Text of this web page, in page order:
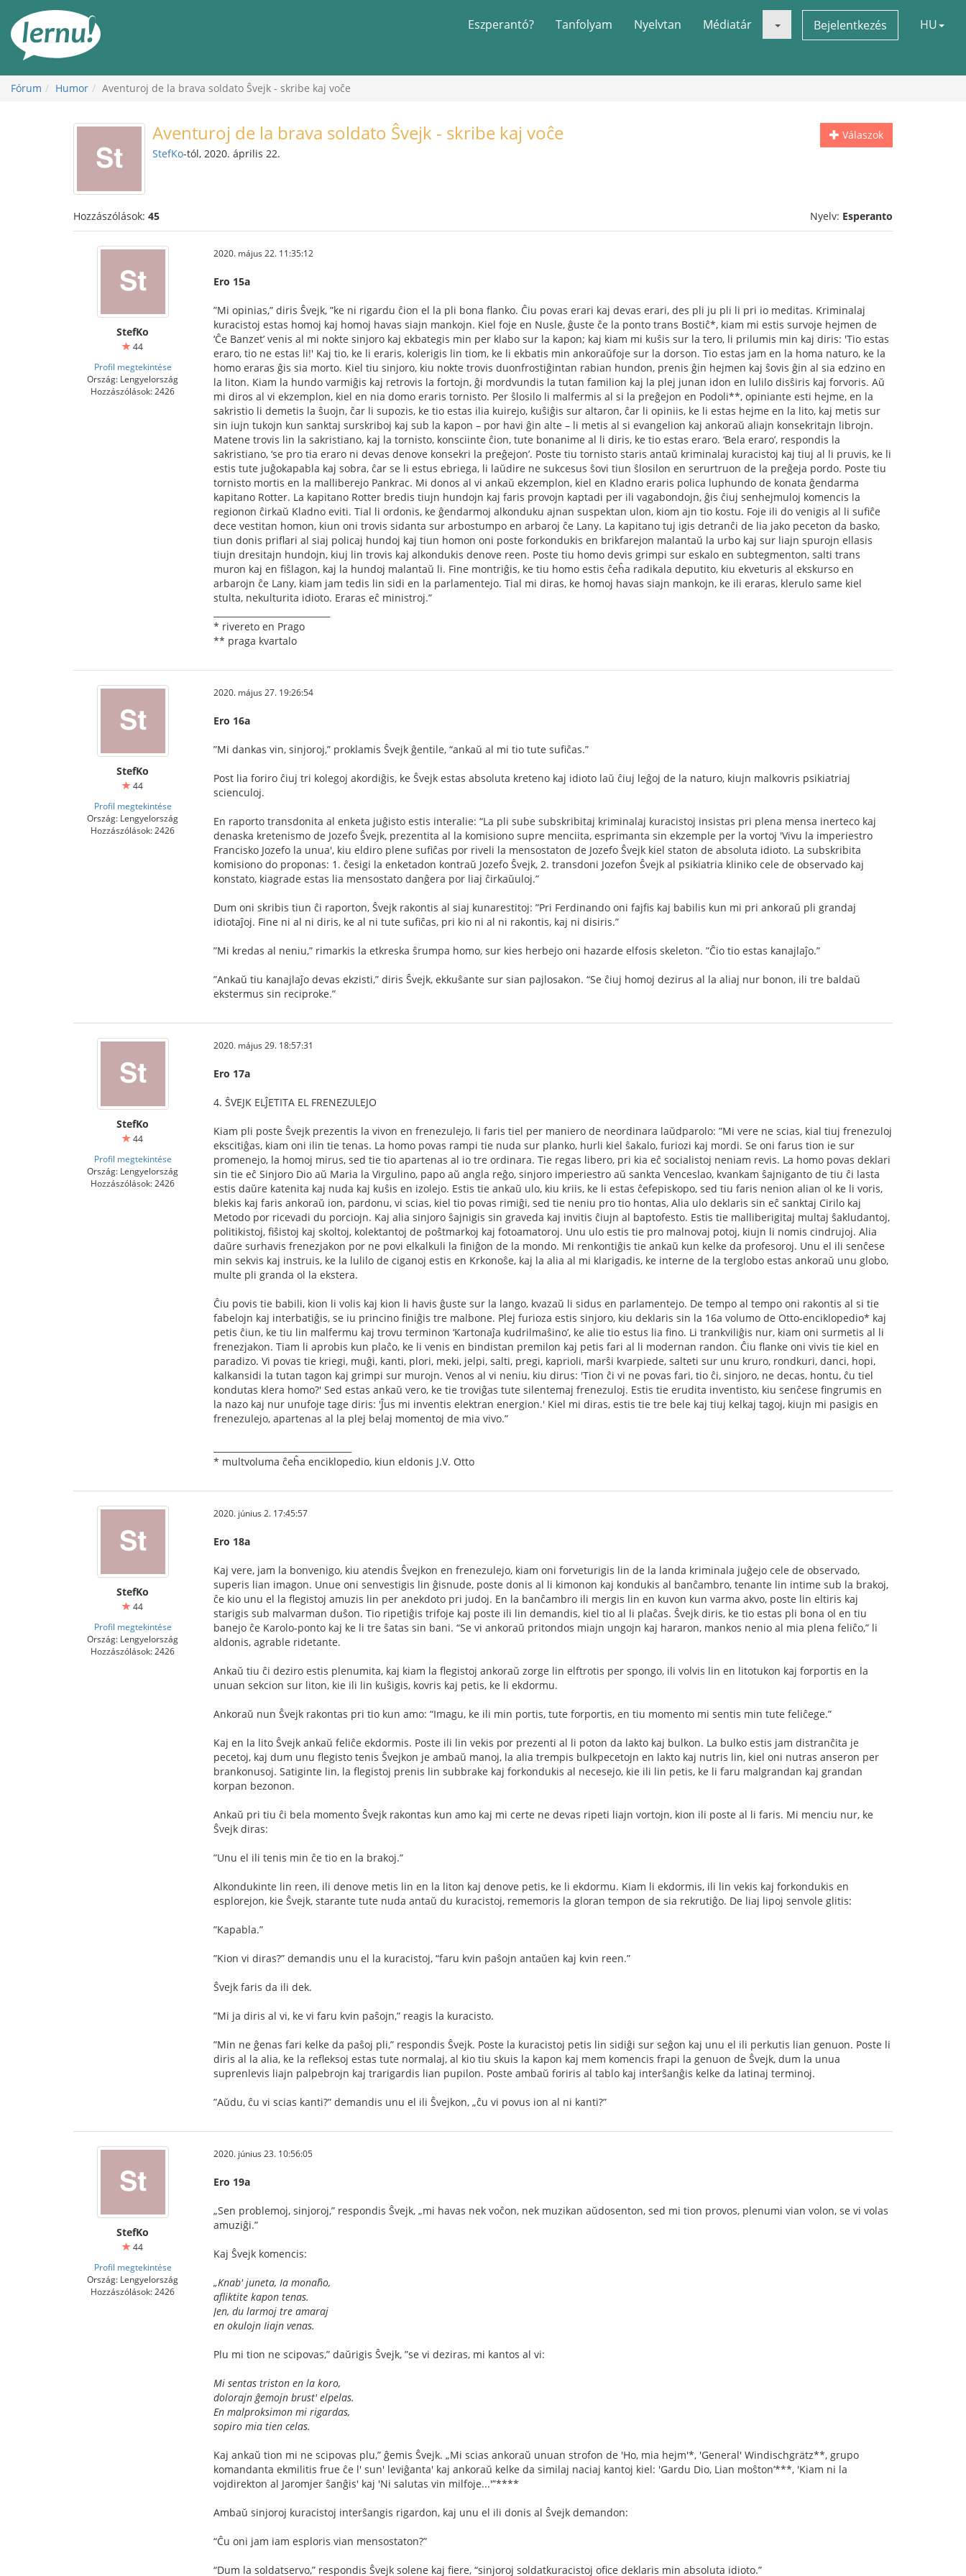
Eszperantó? Tanfolyam Nyelvtan Médiatár Bejelentkezés HU
Fórum Humor Aventuroj de la brava soldato Ŝvejk - skribe kaj voĉe
Válaszok
Aventuroj de la brava soldato Ŝvejk - skribe kaj voĉe
StefKo-tól, 2020. április 22.
Hozzászólások: 45 Nyelv: Esperanto
StefKo
44
Profil megtekintése
Ország: Lengyelország
Hozzászólások: 2426
2020. május 22. 11:35:12
Ero 15a
”Mi opinias,” diris Ŝvejk, ”ke ni rigardu ĉion el la pli bona ﬂanko. Ĉiu povas erari kaj devas erari, des pli ju pli li pri io meditas. Kriminalaj
kuracistoj estas homoj kaj homoj havas siajn mankojn. Kiel foje en Nusle, ĝuste ĉe la ponto trans Bostiĉ*, kiam mi estis survoje hejmen de
‘Ĉe Banzet’ venis al mi nokte sinjoro kaj ekbategis min per klabo sur la kapon; kaj kiam mi kuŝis sur la tero, li prilumis min kaj diris: 'Tio estas
eraro, tio ne estas li!' Kaj tio, ke li eraris, kolerigis lin tiom, ke li ekbatis min ankoraŭfoje sur la dorson. Tio estas jam en la homa naturo, ke la
homo eraras ĝis sia morto. Kiel tiu sinjoro, kiu nokte trovis duonfrostiĝintan rabian hundon, prenis ĝin hejmen kaj ŝovis ĝin al sia edzino en
la liton. Kiam la hundo varmiĝis kaj retrovis la fortojn, ĝi mordvundis la tutan familion kaj la plej junan idon en lulilo disŝiris kaj forvoris. Aŭ
mi diros al vi ekzemplon, kiel en nia domo eraris tornisto. Per ŝlosilo li malfermis al si la preĝejon en Podoli**, opiniante esti hejme, en la
sakristio li demetis la ŝuojn, ĉar li supozis, ke tio estas ilia kuirejo, kuŝiĝis sur altaron, ĉar li opiniis, ke li estas hejme en la lito, kaj metis sur
sin iujn tukojn kun sanktaj surskriboj kaj sub la kapon – por havi ĝin alte – li metis al si evangelion kaj ankoraŭ aliajn konsekritajn librojn.
Matene trovis lin la sakristiano, kaj la tornisto, konsciinte ĉion, tute bonanime al li diris, ke tio estas eraro. ‘Bela eraro’, respondis la
sakristiano, ‘se pro tia eraro ni devas denove konsekri la preĝejon’. Poste tiu tornisto staris antaŭ kriminalaj kuracistoj kaj tiuj al li pruvis, ke li
estis tute juĝokapabla kaj sobra, ĉar se li estus ebriega, li laŭdire ne sukcesus ŝovi tiun ŝlosilon en serurtruon de la preĝeja pordo. Poste tiu
tornisto mortis en la malliberejo Pankrac. Mi donos al vi ankaŭ ekzemplon, kiel en Kladno eraris polica luphundo de konata ĝendarma
kapitano Rotter. La kapitano Rotter bredis tiujn hundojn kaj faris provojn kaptadi per ili vagabondojn, ĝis ĉiuj senhejmuloj komencis la
regionon ĉirkaŭ Kladno eviti. Tial li ordonis, ke ĝendarmoj alkonduku ajnan suspektan ulon, kiom ajn tio kostu. Foje ili do venigis al li suﬁĉe
dece vestitan homon, kiun oni trovis sidanta sur arbostumpo en arbaroj ĉe Lany. La kapitano tuj igis detranĉi de lia jako peceton da basko,
tiun donis priﬂari al siaj policaj hundoj kaj tiun homon oni poste forkondukis en brikfarejon malantaŭ la urbo kaj sur liajn spurojn ellasis
tiujn dresitajn hundojn, kiuj lin trovis kaj alkondukis denove reen. Poste tiu homo devis grimpi sur eskalo en subtegmenton, salti trans
muron kaj en ﬁŝlagon, kaj la hundoj malantaŭ li. Fine montriĝis, ke tiu homo estis ĉeĥa radikala deputito, kiu ekveturis al ekskurso en
arbarojn ĉe Lany, kiam jam tedis lin sidi en la parlamentejo. Tial mi diras, ke homoj havas siajn mankojn, ke ili eraras, klerulo same kiel
stulta, nekulturita idioto. Eraras eĉ ministroj.”
* rivereto en Prago
** praga kvartalo
StefKo
44
Profil megtekintése
Ország: Lengyelország
Hozzászólások: 2426
2020. május 27. 19:26:54
Ero 16a
”Mi dankas vin, sinjoroj,” proklamis Ŝvejk ĝentile, “ankaŭ al mi tio tute suﬁĉas.”
Post lia foriro ĉiuj tri kolegoj akordiĝis, ke Ŝvejk estas absoluta kreteno kaj idioto laŭ ĉiuj leĝoj de la naturo, kiujn malkovris psikiatriaj
scienculoj.
En raporto transdonita al enketa juĝisto estis interalie: “La pli sube subskribitaj kriminalaj kuracistoj insistas pri plena mensa inerteco kaj
denaska kretenismo de Jozefo Ŝvejk, prezentita al la komisiono supre menciita, esprimanta sin ekzemple per la vortoj 'Vivu la imperiestro
Francisko Jozefo la unua', kiu eldiro plene suﬁĉas por riveli la mensostaton de Jozefo Ŝvejk kiel staton de absoluta idioto. La subskribita
komisiono do proponas: 1. ĉesigi la enketadon kontraŭ Jozefo Ŝvejk, 2. transdoni Jozefon Ŝvejk al psikiatria kliniko cele de observado kaj
konstato, kiagrade estas lia mensostato danĝera por liaj ĉirkaŭuloj.”
Dum oni skribis tiun ĉi raporton, Ŝvejk rakontis al siaj kunarestitoj: ”Pri Ferdinando oni fajﬁs kaj babilis kun mi pri ankoraŭ pli grandaj
idiotaĵoj. Fine ni al ni diris, ke al ni tute suﬁĉas, pri kio ni al ni rakontis, kaj ni disiris.”
”Mi kredas al neniu,” rimarkis la etkreska ŝrumpa homo, sur kies herbejo oni hazarde elfosis skeleton. ”Ĉio tio estas kanajlaĵo.”
”Ankaŭ tiu kanajlaĵo devas ekzisti,” diris Ŝvejk, ekkuŝante sur sian pajlosakon. “Se ĉiuj homoj dezirus al la aliaj nur bonon, ili tre baldaŭ
ekstermus sin reciproke.”
StefKo
44
Profil megtekintése
Ország: Lengyelország
Hozzászólások: 2426
2020. május 29. 18:57:31
Ero 17a
4. ŜVEJK ELĴETITA EL FRENEZULEJO
Kiam pli poste Ŝvejk prezentis la vivon en frenezulejo, li faris tiel per maniero de neordinara laŭdparolo: ”Mi vere ne scias, kial tiuj frenezuloj
ekscitiĝas, kiam oni ilin tie tenas. La homo povas rampi tie nuda sur planko, hurli kiel ŝakalo, furiozi kaj mordi. Se oni farus tion ie sur
promenejo, la homoj mirus, sed tie tio apartenas al io tre ordinara. Tie regas libero, pri kia eĉ socialistoj neniam revis. La homo povas deklari
sin tie eĉ Sinjoro Dio aŭ Maria la Virgulino, papo aŭ angla reĝo, sinjoro imperiestro aŭ sankta Venceslao, kvankam ŝajniganto de tiu ĉi lasta
estis daŭre katenita kaj nuda kaj kuŝis en izolejo. Estis tie ankaŭ ulo, kiu kriis, ke li estas ĉefepiskopo, sed tiu faris nenion alian ol ke li voris,
blekis kaj faris ankoraŭ ion, pardonu, vi scias, kiel tio povas rimiĝi, sed tie neniu pro tio hontas, Alia ulo deklaris sin eĉ sanktaj Cirilo kaj
Metodo por ricevadi du porciojn. Kaj alia sinjoro ŝajnigis sin graveda kaj invitis ĉiujn al baptofesto. Estis tie malliberigitaj multaj ŝakludantoj,
politikistoj, ﬁŝistoj kaj skoltoj, kolektantoj de poŝtmarkoj kaj fotoamatoroj. Unu ulo estis tie pro malnovaj potoj, kiujn li nomis cindrujoj. Alia
daŭre surhavis frenezjakon por ne povi elkalkuli la ﬁniĝon de la mondo. Mi renkontiĝis tie ankaŭ kun kelke da profesoroj. Unu el ili senĉese
min sekvis kaj instruis, ke la lulilo de ciganoj estis en Krkonoŝe, kaj la alia al mi klarigadis, ke interne de la terglobo estas ankoraŭ unu globo,
multe pli granda ol la ekstera.
Ĉiu povis tie babili, kion li volis kaj kion li havis ĝuste sur la lango, kvazaŭ li sidus en parlamentejo. De tempo al tempo oni rakontis al si tie
fabelojn kaj interbatiĝis, se iu princino ﬁniĝis tre malbone. Plej furioza estis sinjoro, kiu deklaris sin la 16a volumo de Otto-enciklopedio* kaj
petis ĉiun, ke tiu lin malfermu kaj trovu terminon ‘Kartonaĵa kudrilmaŝino’, ke alie tio estus lia ﬁno. Li trankviliĝis nur, kiam oni surmetis al li
frenezjakon. Tiam li aprobis kun plaĉo, ke li venis en bindistan premilon kaj petis fari al li modernan randon. Ĉiu flanke oni vivis tie kiel en
paradizo. Vi povas tie kriegi, muĝi, kanti, plori, meki, jelpi, salti, pregi, kaprioli, marŝi kvarpiede, salteti sur unu kruro, rondkuri, danci, hopi,
kalkansidi la tutan tagon kaj grimpi sur murojn. Venos al vi neniu, kiu dirus: 'Tion ĉi vi ne povas fari, tio ĉi, sinjoro, ne decas, hontu, ĉu tiel
kondutas klera homo?' Sed estas ankaŭ vero, ke tie troviĝas tute silentemaj frenezuloj. Estis tie erudita inventisto, kiu senĉese ﬁngrumis en
la nazo kaj nur unufoje tage diris: 'Ĵus mi inventis elektran energion.' Kiel mi diras, estis tie tre bele kaj tiuj kelkaj tagoj, kiujn mi pasigis en
frenezulejo, apartenas al la plej belaj momentoj de mia vivo.”
* multvoluma ĉeĥa enciklopedio, kiun eldonis J.V. Otto
StefKo
44
Profil megtekintése
Ország: Lengyelország
Hozzászólások: 2426
2020. június 2. 17:45:57
Ero 18a
Kaj vere, jam la bonvenigo, kiu atendis Ŝvejkon en frenezulejo, kiam oni forveturigis lin de la landa kriminala juĝejo cele de observado,
superis lian imagon. Unue oni senvestigis lin ĝisnude, poste donis al li kimonon kaj kondukis al banĉambro, tenante lin intime sub la brakoj,
ĉe kio unu el la ﬂegistoj amuzis lin per anekdoto pri judoj. En la banĉambro ili mergis lin en kuvon kun varma akvo, poste lin eltiris kaj
starigis sub malvarman duŝon. Tio ripetiĝis trifoje kaj poste ili lin demandis, kiel tio al li plaĉas. Ŝvejk diris, ke tio estas pli bona ol en tiu
banejo ĉe Karolo-ponto kaj ke li tre ŝatas sin bani. “Se vi ankoraŭ pritondos miajn ungojn kaj hararon, mankos nenio al mia plena feliĉo,” li
aldonis, agrable ridetante.
Ankaŭ tiu ĉi deziro estis plenumita, kaj kiam la ﬂegistoj ankoraŭ zorge lin elftrotis per spongo, ili volvis lin en litotukon kaj forportis en la
unuan sekcion sur liton, kie ili lin kuŝigis, kovris kaj petis, ke li ekdormu.
Ankoraŭ nun Ŝvejk rakontas pri tio kun amo: “Imagu, ke ili min portis, tute forportis, en tiu momento mi sentis min tute feliĉege.”
Kaj en la lito Ŝvejk ankaŭ feliĉe ekdormis. Poste ili lin vekis por prezenti al li poton da lakto kaj bulkon. La bulko estis jam distranĉita je
pecetoj, kaj dum unu ﬂegisto tenis Ŝvejkon je ambaŭ manoj, la alia trempis bulkpecetojn en lakto kaj nutris lin, kiel oni nutras anseron per
brankonusoj. Satiginte lin, la ﬂegistoj prenis lin subbrake kaj forkondukis al necesejo, kie ili lin petis, ke li faru malgrandan kaj grandan
korpan bezonon.
Ankaŭ pri tiu ĉi bela momento Ŝvejk rakontas kun amo kaj mi certe ne devas ripeti liajn vortojn, kion ili poste al li faris. Mi menciu nur, ke
Ŝvejk diras:
”Unu el ili tenis min ĉe tio en la brakoj.”
Alkondukinte lin reen, ili denove metis lin en la liton kaj denove petis, ke li ekdormu. Kiam li ekdormis, ili lin vekis kaj forkondukis en
esplorejon, kie Ŝvejk, starante tute nuda antaŭ du kuracistoj, rememoris la gloran tempon de sia rekrutiĝo. De liaj lipoj senvole glitis:
”Kapabla.”
”Kion vi diras?” demandis unu el la kuracistoj, “faru kvin paŝojn antaŭen kaj kvin reen.”
Ŝvejk faris da ili dek.
”Mi ja diris al vi, ke vi faru kvin paŝojn,” reagis la kuracisto.
”Min ne ĝenas fari kelke da paŝoj pli,” respondis Ŝvejk. Poste la kuracistoj petis lin sidiĝi sur seĝon kaj unu el ili perkutis lian genuon. Poste li
diris al la alia, ke la reﬂeksoj estas tute normalaj, al kio tiu skuis la kapon kaj mem komencis frapi la genuon de Ŝvejk, dum la unua
suprenlevis liajn palpebrojn kaj trarigardis lian pupilon. Poste ambaŭ foriris al tablo kaj interŝanĝis kelke da latinaj terminoj.
”Aŭdu, ĉu vi scias kanti?” demandis unu el ili Ŝvejkon, „ĉu vi povus ion al ni kanti?”
StefKo
44
Profil megtekintése
Ország: Lengyelország
Hozzászólások: 2426
2020. június 23. 10:56:05
Ero 19a
„Sen problemoj, sinjoroj,” respondis Ŝvejk, „mi havas nek voĉon, nek muzikan aŭdosenton, sed mi tion provos, plenumi vian volon, se vi volas
amuziĝi.”
Kaj Ŝvejk komencis:
„Knab' juneta, Ia monaĥo,
aﬂiktite kapon tenas.
Jen, du larmoj tre amaraj
en okulojn Iiajn venas.
Plu mi tion ne scipovas,” daŭrigis Ŝvejk, ”se vi deziras, mi kantos al vi:
Mi sentas triston en la koro,
dolorajn ĝemojn brust' elpelas.
En malproksimon mi rigardas,
sopiro mia tien celas.
Kaj ankaŭ tion mi ne scipovas plu,” ĝemis Ŝvejk. „Mi scias ankoraŭ unuan strofon de 'Ho, mia hejm'*, 'General' Windischgrätz**, grupo
komandanta ekmilitis frue ĉe l' sun' leviĝanta' kaj ankoraŭ kelke da similaj naciaj kantoj kiel: 'Gardu Dio, Lian moŝton’***, 'Kiam ni la
vojdirekton al Jaromjer ŝanĝis' kaj 'Ni salutas vin milfoje...'”****
Ambaŭ sinjoroj kuracistoj interŝangis rigardon, kaj unu el ili donis al Ŝvejk demandon:
“Ĉu oni jam iam esploris vian mensostaton?”
“Dum la soldatservo,” respondis Ŝvejk solene kaj ﬁere, “sinjoroj soldatkuracistoj oﬁce deklaris min absoluta idioto.”